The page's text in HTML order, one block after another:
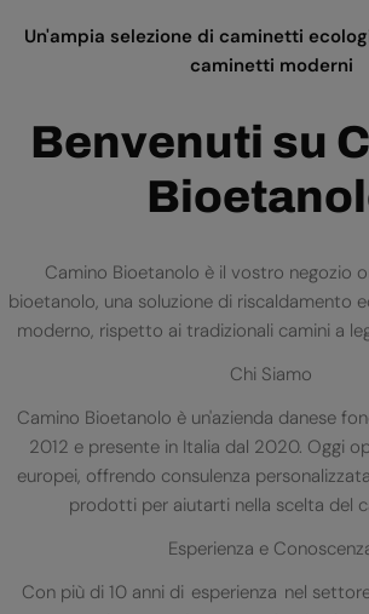
Un'ampia selezione di caminetti
caminetti moderni
Benvenuti su
Camino Bioetanolo è il vostro negozio
bioetanolo, una soluzione di riscaldamento
moderno, rispetto ai tradizionali camini a
Chi Siamo
Camino Bioetanolo è un'azienda danese
2012 e presente in Italia dal 2020. Oggi
europei, offrendo consulenza
prodotti per aiutarti nella scelta del
Esperienza e
Con più di 10 anni di esperienza nel